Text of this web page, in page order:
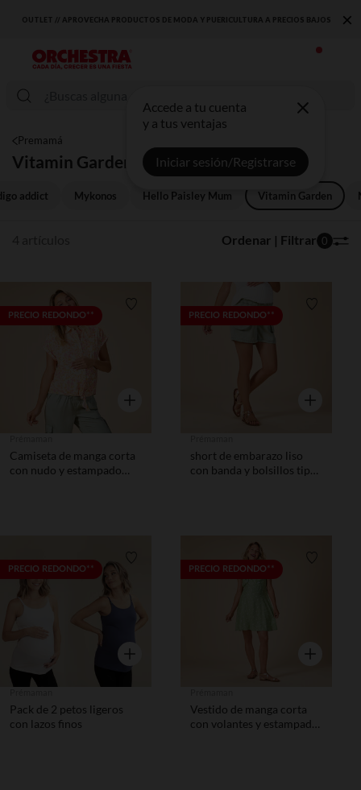
OUTLET // APROVECHA PRODUCTOS DE MODA Y PUERICULTURA A PRECIOS BAJOS ×
Accede a tu cuenta
y a tus ventajas
Iniciar sesión/Registrarse
Premamá
Vitamin Garden
addict Mykonos Hello Paisley Mum Vitamin Garden
Ordenar | Filtrar 0
PRECIO REDONDO** Lista de requisitos
Vista rápida
Camiseta de manga corta
con nudo y estampado
PRECIO REDONDO**
Vista rápida
short de embarazo liso
con banda y bolsillos tipo
PRECIO REDONDO** Lista de requisitos
Vista rápida
Pack de 2 petos ligeros
con lazos finos
PRECIO REDONDO**
Vista rápida
Vestido de manga corta
con volantes y estampado